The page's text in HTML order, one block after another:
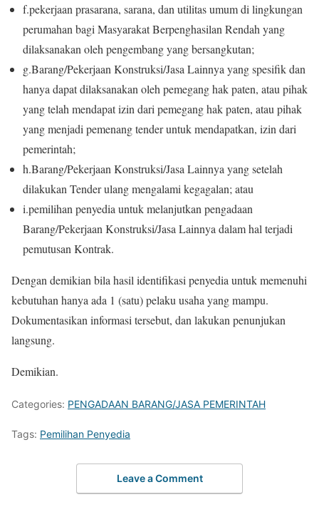
f.pekerjaan prasarana, sarana, dan utilitas umum di lingkungan
perumahan bagi Masyarakat Berpenghasilan Rendah yang
dilaksanakan oleh pengembang yang bersangkutan;
g.Barang/Pekerjaan Konstruksi/Jasa Lainnya yang spesifik dan
hanya dapat dilaksanakan oleh pemegang hak paten, atau pihak
yang telah mendapat izin dari pemegang hak paten, atau pihak
yang menjadi pemenang tender untuk mendapatkan, izin dari
pemerintah;
h.Barang/Pekerjaan Konstruksi/Jasa Lainnya yang setelah
dilakukan Tender ulang mengalami kegagalan; atau
i.pemilihan penyedia untuk melanjutkan pengadaan
Barang/Pekerjaan Konstruksi/Jasa Lainnya dalam hal terjadi
pemutusan Kontrak.
Dengan demikian bila hasil identifikasi penyedia untuk memenuhi
kebutuhan hanya ada 1 (satu) pelaku usaha yang mampu.
Dokumentasikan informasi tersebut, dan lakukan penunjukan
langsung.
Demikian.
Categories: PENGADAAN BARANG/JASA PEMERINTAH
Tags: Pemilihan Penyedia
Leave a Comment